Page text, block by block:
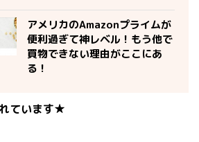
アメリカのAmazonプライムが
便利過ぎて神レベル！もう他で
買物できない理由がここにあ
る！
ています★